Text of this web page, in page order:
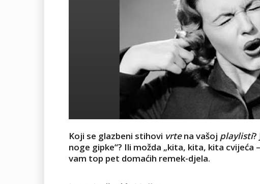
Koji se glazbeni stihovi vrtena vašoj playlisti?
noge gipke“? Ili možda „kita, kita, kita cvijeća
vam top pet domaćih remek-djela.